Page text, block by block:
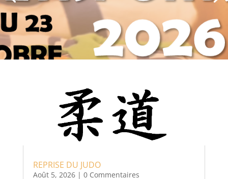
REPRISE DU JUDO
Août 5, 2026| 0 Commentaires